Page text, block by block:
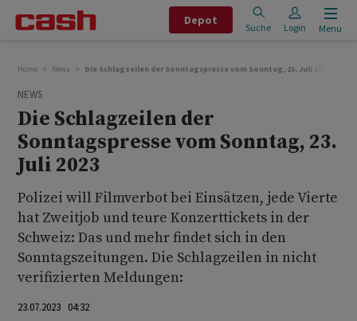
Depot
Suche Login Menu
Home News Die Schlagzeilen der Sonntagspresse vom Sonntag, 23. Juli 2023
NEWS
Die Schlagzeilen der
Sonntagspresse vom Sonntag, 23.
Juli 2023
Polizei will Filmverbot bei Einsätzen, jede Vierte
hat Zweitjob und teure Konzerttickets in der
Schweiz: Das und mehr findet sich in den
Sonntagszeitungen. Die Schlagzeilen in nicht
verifizierten Meldungen:
23.07.2023 04:32